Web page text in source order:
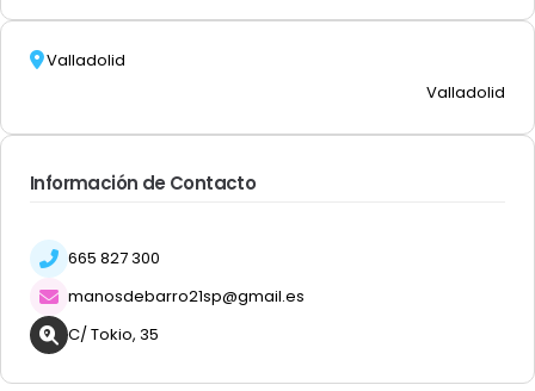
Valladolid
Valladolid
Información de Contacto
665 827 300
manosdebarro21sp@gmail.es
C/ Tokio, 35